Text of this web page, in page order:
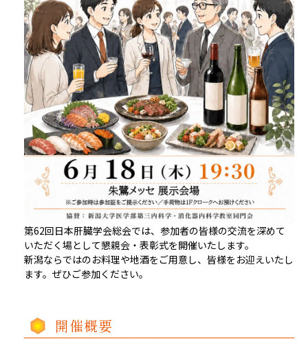
第62回日本肝臓学会総会では、参加者の皆様の交流を深めて
いただく場として懇親会・表彰式を開催いたします。
新潟ならではのお料理や地酒をご用意し、皆様をお迎えいたし
ます。ぜひご参加ください。
開催概要